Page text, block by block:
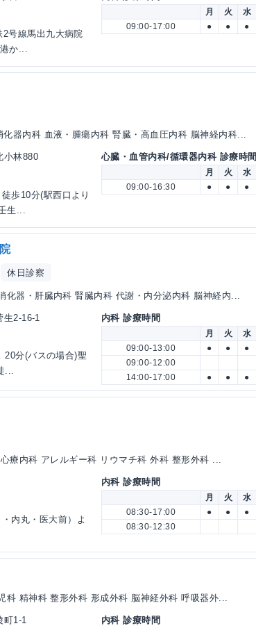
2号線馬出九大病院
か...
月 火 水
09:00-17:00
● ● ●
器内科 血液・腫瘍内科 腎臓・高血圧内科 脳神経内科...
小林880
歩10分(駅西口より
生...
心臓・血管内科/循環器内科 診療時間
月 火 水
09:00-16:30
● ● ●
休日診察
化器・肝臓内科 腎臓内科 代謝・内分泌内科 脳神経内...
生2-16-1
20分(バスの場合)聖
...
内科 診療時間
月 火 水
09:00-13:00
● ● ●
09:00-12:00
14:00-17:00
● ● ●
療内科 アレルギー科 リウマチ科 外科 整形外科 ...
内丸・医大前）よ
内科 診療時間
月 火 水
08:30-17:00
● ● ●
08:30-12:30
科 精神科 整形外科 形成外科 脳神経外科 呼吸器外...
1-1
内科 診療時間